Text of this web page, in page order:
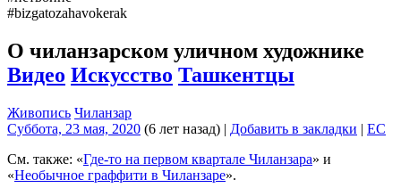
#bizgatozahavokerak
О чиланзарском уличном художнике
Видео Искусство Ташкентцы
Живопись Чиланзар
Суббота, 23 мая, 2020 (6 лет назад) | Добавить в закладки | EC
См. также: «Где-то на первом квартале Чиланзара» и
«Необычное граффити в Чиланзаре».